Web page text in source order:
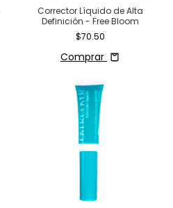
Corrector Líquido de Alta
Definición - Free Bloom
$70.50
Comprar